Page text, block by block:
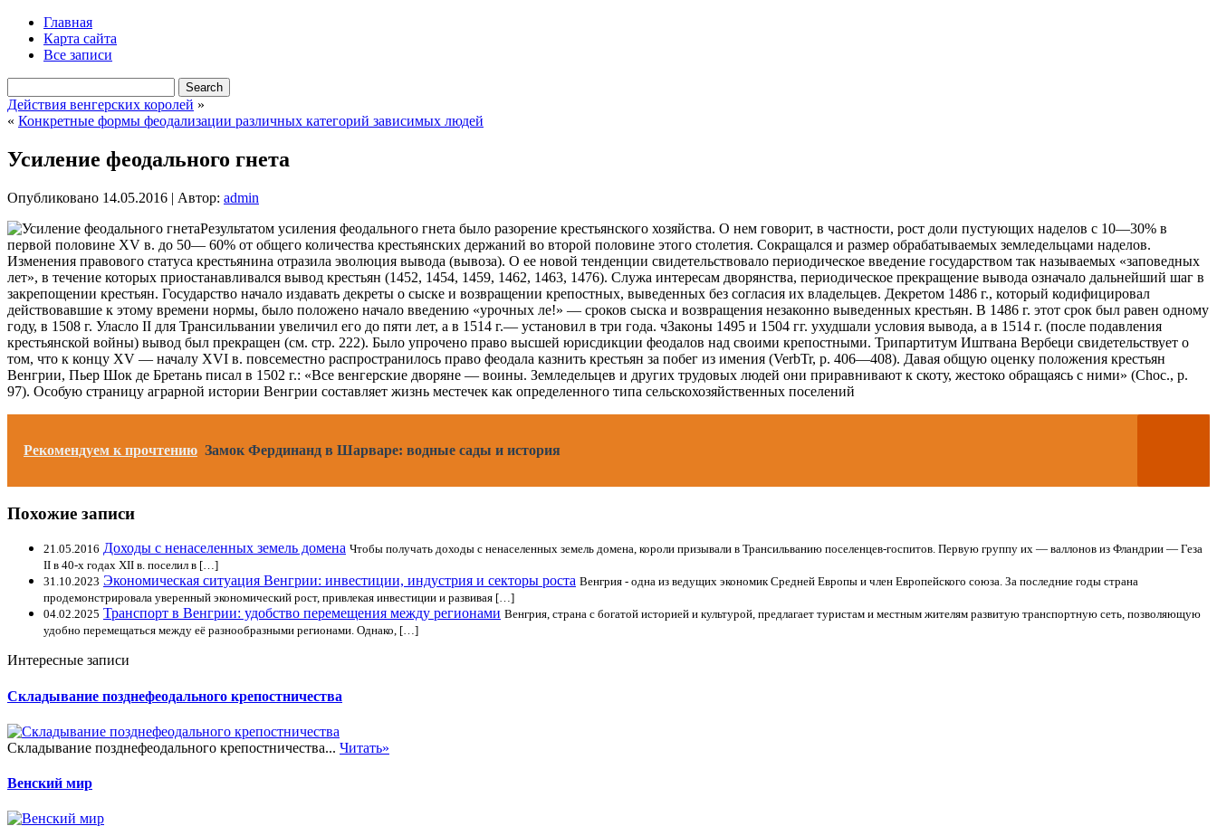
Главная
Карта сайта
Все записи
Действия венгерских королей »
« Конкретные формы феодализации различных категорий зависимых людей
Усиление феодального гнета
Опубликовано 14.05.2016 | Автор: admin
Результатом усиления феодального гнета было разорение крестьянского хозяйства. О нем говорит, в частности, рост доли пустующих наделов с 10—30% в
первой половине XV в. до 50— 60% от общего количества крестьянских держаний во второй половине этого столетия. Сокращался и размер обрабатываемых земледельцами наделов.
Изменения правового статуса крестьянина отразила эволюция вывода (вывоза). О ее новой тенденции свидетельствовало периодическое введение государством так называемых «заповедных
лет», в течение которых приостанавливался вывод крестьян (1452, 1454, 1459, 1462, 1463, 1476). Служа интересам дворянства, периодическое прекращение вывода означало дальнейший шаг в
закрепощении крестьян. Государство начало издавать декреты о сыске и возвращении крепостных, выведенных без согласия их владельцев. Декретом 1486 г., который кодифицировал
действовавшие к этому времени нормы, было положено начало введению «урочных ле!» — сроков сыска и возвращения незаконно выведенных крестьян. В 1486 г. этот срок был равен одному
году, в 1508 г. Уласло II для Трансильвании увеличил его до пяти лет, а в 1514 г.— установил в три года. чЗаконы 1495 и 1504 гг. ухудшали условия вывода, а в 1514 г. (после подавления
крестьянской войны) вывод был прекращен (см. стр. 222). Было упрочено право высшей юрисдикции феодалов над своими крепостными. Трипартитум Иштвана Вербеци свидетельствует о
том, что к концу XV — началу XVI в. повсеместно распространилось право феодала казнить крестьян за побег из имения (VerbTr, р. 406—408). Давая общую оценку положения крестьян
Венгрии, Пьер Шок де Бретань писал в 1502 г.: «Все венгерские дворяне — воины. Земледельцев и других трудовых людей они приравнивают к скоту, жестоко обращаясь с ними» (Choc., р.
97). Особую страницу аграрной истории Венгрии составляет жизнь местечек как определенного типа сельскохозяйственных поселений
Рекомендуем к прочтению Замок Фердинанд в Шарваре: водные сады и история
Похожие записи
21.05.2016 Доходы с ненаселенных земель домена Чтобы получать доходы с ненаселенных земель домена, короли призывали в Трансильванию поселенцев-госпитов. Первую группу их — валлонов из Фландрии — Геза
II в 40-х годах XII в. поселил в […]
31.10.2023 Экономическая ситуация Венгрии: инвестиции, индустрия и секторы роста Венгрия - одна из ведущих экономик Средней Европы и член Европейского союза. За последние годы страна
продемонстрировала уверенный экономический рост, привлекая инвестиции и развивая […]
04.02.2025 Транспорт в Венгрии: удобство перемещения между регионами Венгрия, страна с богатой историей и культурой, предлагает туристам и местным жителям развитую транспортную сеть, позволяющую
удобно перемещаться между её разнообразными регионами. Однако, […]
Интересные записи
Складывание позднефеодального крепостничества
Складывание позднефеодального крепостничества... Читать»
Венский мир